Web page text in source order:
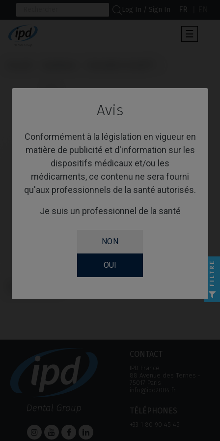
Avis
Conformément à la législation en vigueur en
matière de publicité et d'information sur les
dispositifs médicaux et/ou les
médicaments, ce contenu ne sera fourni
qu'aux professionnels de la santé autorisés.
Je suis un professionnel de la santé
NON
OUI
Log In / Sign In FR
Toggle
☰
                      Vis
CONTACT
IPD France
88 Avenue des Ternes ‑
75017 Paris
info@ipd2004.fr
TÉLÉPHONES
+33 1 80 90 45 45
FILTRE